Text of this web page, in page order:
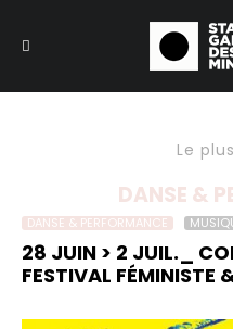
Le
DANSE &
DANSE & PERFORMANCE
28 JUIN > 2 JUIL._
FESTIVAL FÉMINISTE